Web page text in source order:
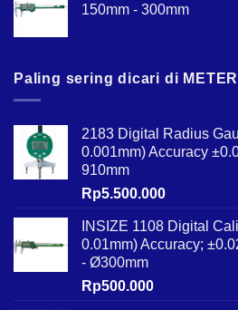
150mm - 300mm
Paling sering dicari di
2183 Digital Radius
0.001mm) Accuracy
910mm
Rp5.500.000
INSIZE 1108 Digital
0.01mm) Accuracy;
- Ø300mm
Rp500.000